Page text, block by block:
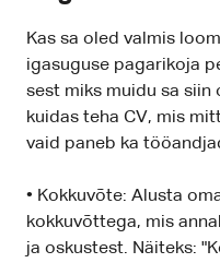
Kas sa oled valmis
igasuguse pagarikoja
sest miks muidu sa siin
kuidas teha CV, mis
vaid paneb ka
• Kokkuvõte: Alusta
kokkuvõttega, mis
ja oskustest. Näiteks: